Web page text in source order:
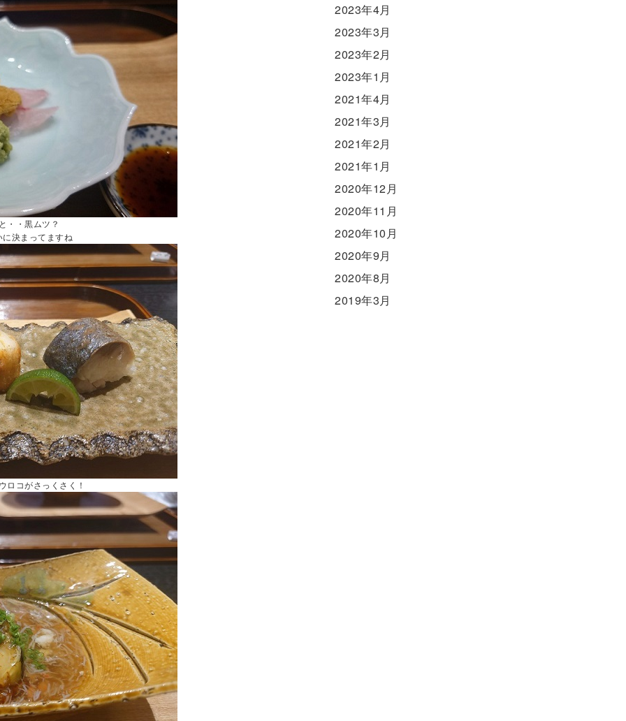
・・黒ムツ？
に決まってますね
ロコがさっくさく！
2023年4月
2023年3月
2023年2月
2023年1月
2021年4月
2021年3月
2021年2月
2021年1月
2020年12月
2020年11月
2020年10月
2020年9月
2020年8月
2019年3月